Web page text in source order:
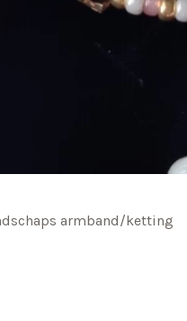
armband/ketting